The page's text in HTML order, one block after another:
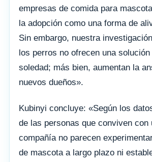
empresas de comida para
la adopción como una forma de
Sin embargo, nuestra
los perros no ofrecen una
soledad; más bien, aumentan la
nuevos dueños».
Kubinyi concluye: «Según los
de las personas que conviven con
compañía no parecen
de mascota a largo plazo ni